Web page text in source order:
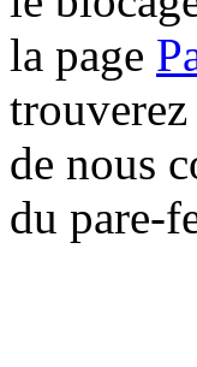
la page
de nous
du pare-